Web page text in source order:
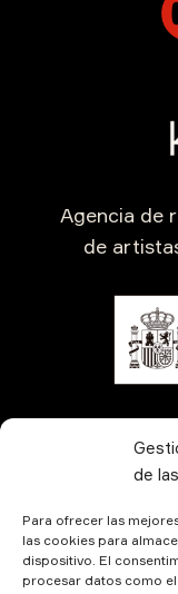
de
Para ofrecer las
las cookies para
dispositivo. El
procesar datos como
Agencia de
de